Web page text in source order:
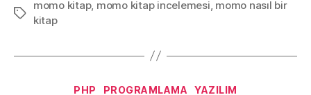
ENDE”
Tags
momo kitap, momo kitap incelemesi momo nasıl bir
kitap
Categories
PHP PROGRAMLAMA YAZILIM